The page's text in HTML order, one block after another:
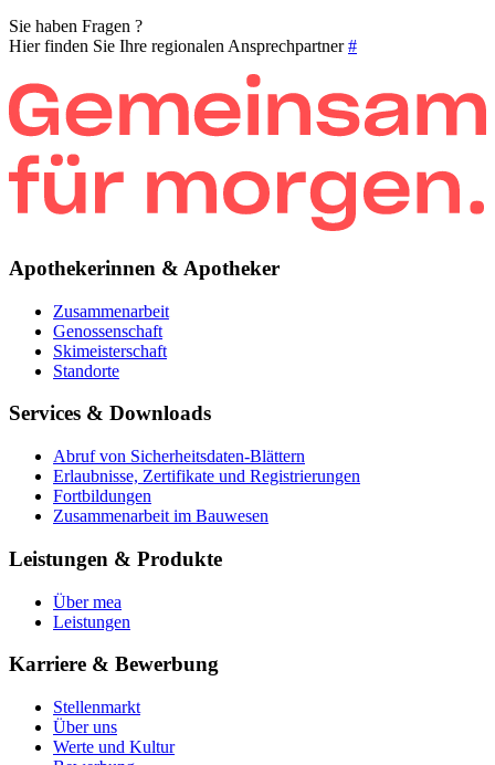
Sie haben Fragen ?
Hier finden Sie Ihre regionalen Ansprechpartner#
Apothekerinnen & Apotheker
Zusammenarbeit
Genossenschaft
Skimeisterschaft
Standorte
Services & Downloads
Abruf von Sicherheitsdaten-Blättern
Erlaubnisse, Zertifikate und Registrierungen
Fortbildungen
Zusammenarbeit im Bauwesen
Leistungen & Produkte
Über mea
Leistungen
Karriere & Bewerbung
Stellenmarkt
Über uns
Werte und Kultur